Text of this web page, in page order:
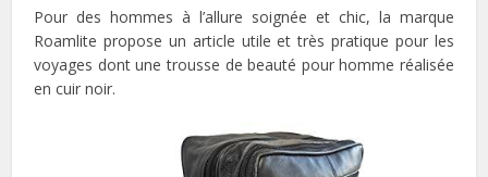
Pour des hommes à l’allure soignée et chic, la marque
Roamlite propose un article utile et très pratique pour les
voyages dont une trousse de beauté pour homme réalisée
en cuir noir.